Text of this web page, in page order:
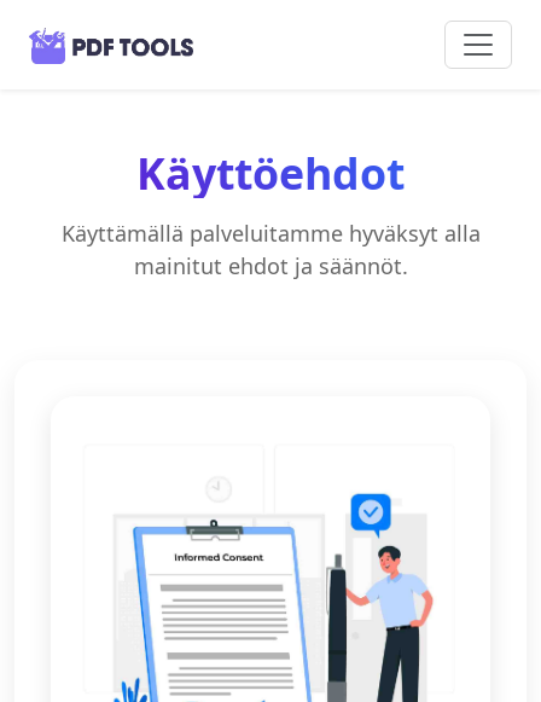
Käyttöehdot
Käyttämällä palveluitamme hyväksyt alla
mainitut ehdot ja säännöt.